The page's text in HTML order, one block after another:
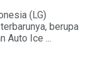
(LG)
berupa
Auto Ice ...